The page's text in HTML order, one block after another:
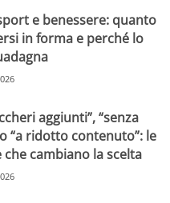
e benessere: quanto
in forma e perché lo
aggiunti”, “senza
“a ridotto contenuto”: le
cambiano la scelta